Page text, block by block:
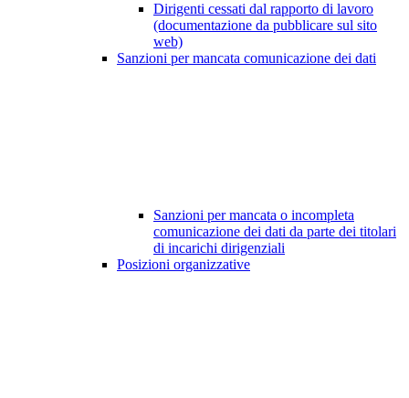
Dirigenti cessati dal rapporto di lavoro
(documentazione da pubblicare sul sito
web)
Sanzioni per mancata comunicazione dei dati
Sanzioni per mancata o incompleta
comunicazione dei dati da parte dei titolari
di incarichi dirigenziali
Posizioni organizzative